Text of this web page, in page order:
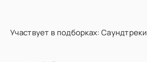
Участвует в подборках: Саундтреки